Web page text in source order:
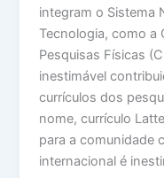
integram o Sistema
Tecnologia, como a
Pesquisas Físicas
inestimável
currículos dos
nome, currículo
para a comunidade
internacional é